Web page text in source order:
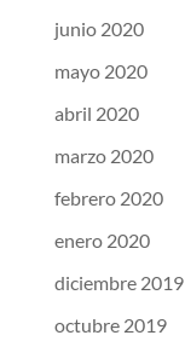
junio 2020
mayo 2020
abril 2020
marzo 2020
febrero 2020
enero 2020
diciembre 2019
octubre 2019